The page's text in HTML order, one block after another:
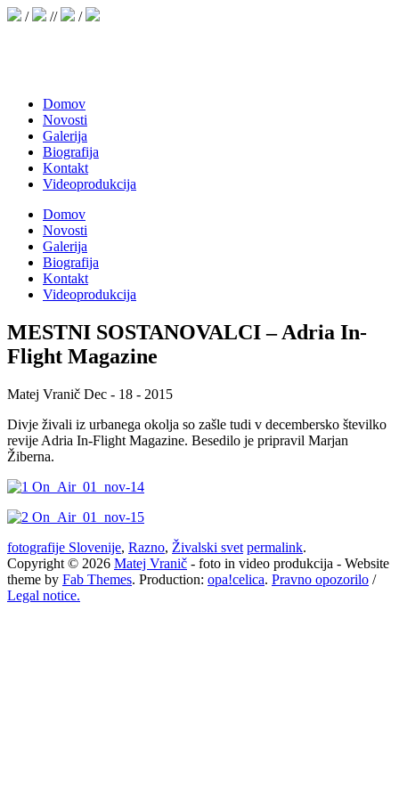
/ // /
Domov
Novosti
Galerija
Biografija
Kontakt
Videoprodukcija
Domov
Novosti
Galerija
Biografija
Kontakt
Videoprodukcija
MESTNI SOSTANOVALCI – Adria In-
Flight Magazine
Matej Vranič Dec - 18 - 2015
Divje živali iz urbanega okolja so zašle tudi v decembersko številko
revije Adria In-Flight Magazine. Besedilo je pripravil Marjan
Žiberna.
fotografije Slovenije, Razno, Živalski svet permalink.
Copyright © 2026 Matej Vranič - foto in video produkcija - Website
theme by Fab Themes. Production: opa!celica. Pravno opozorilo /
Legal notice.